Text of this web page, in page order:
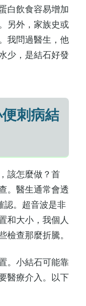
白飲食容易增加
另外，家族史或
我問過醫生，他
少，是結石好發
刺病結
該怎麼做？首
。醫生通常會透
認。超音波是非
和大小，我個人
檢查那麼折騰。
。小結石可能靠
醫療介入。以下